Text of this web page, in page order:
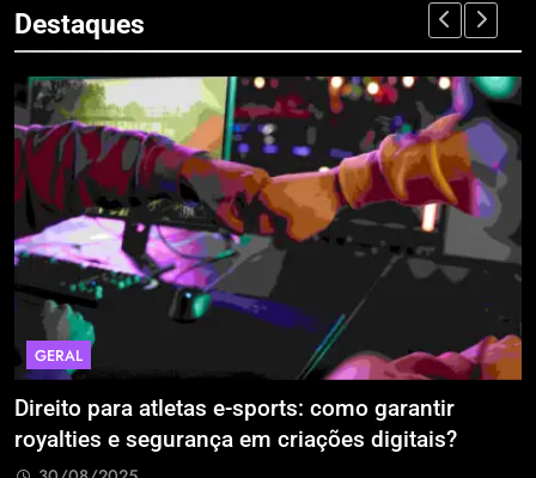
Destaques
GERAL
Direito para atletas e-sports: como garantir
royalties e segurança em criações digitais?